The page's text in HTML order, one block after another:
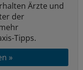
Ärzte und
der
Tipps.
»